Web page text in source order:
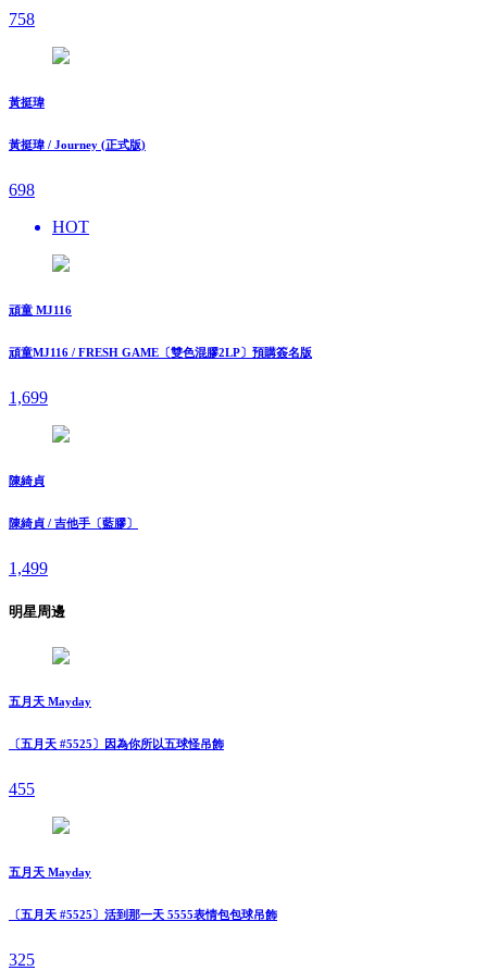
758
黃挺瑋
黃挺瑋 / Journey (正式版)
698
HOT
頑童 MJ116
頑童MJ116 / FRESH GAME〔雙色混膠2LP〕預購簽名版
1,699
陳綺貞
陳綺貞 / 吉他手〔藍膠〕
1,499
明星周邊
五月天 Mayday
〔五月天 #5525〕因為你所以五球怪吊飾
455
五月天 Mayday
〔五月天 #5525〕活到那一天 5555表情包包球吊飾
325